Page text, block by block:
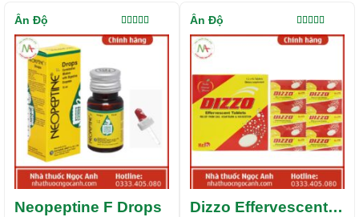
Neopeptine F Drops
Được xếp
hạng4.00
Ấn Độ
Dizzo Effervescent
Được xếp
hạng5.00
Ấn Độ